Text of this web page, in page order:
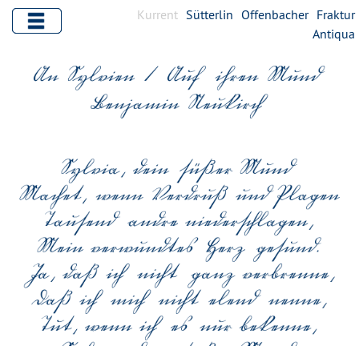
Kurrent Sütterlin Offenbacher Fraktur
Antiqua